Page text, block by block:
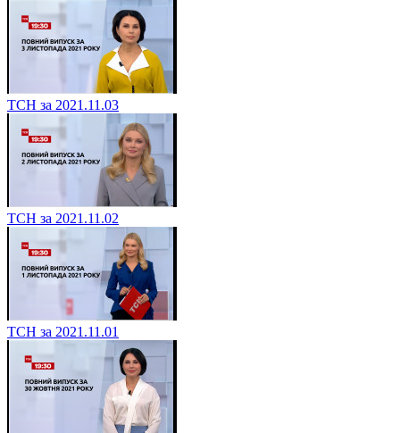
ТСН за 2021.11.03
ТСН за 2021.11.02
ТСН за 2021.11.01